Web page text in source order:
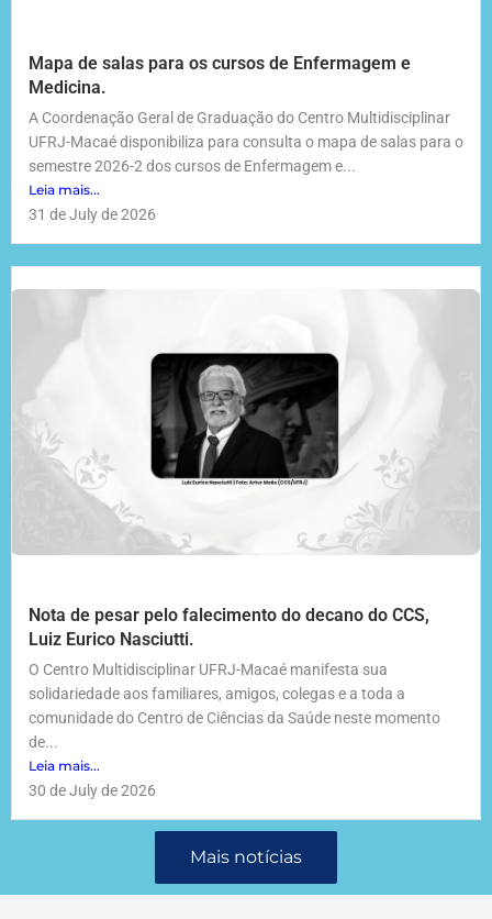
Mapa de salas para os cursos de Enfermagem e
Medicina.
A Coordenação Geral de Graduação do Centro Multidisciplinar
UFRJ-Macaé disponibiliza para consulta o mapa de salas para o
semestre 2026-2 dos cursos de Enfermagem e...
Leia mais...
31 de July de 2026
Nota de pesar pelo falecimento do decano do CCS,
Luiz Eurico Nasciutti.
O Centro Multidisciplinar UFRJ-Macaé manifesta sua
solidariedade aos familiares, amigos, colegas e a toda a
comunidade do Centro de Ciências da Saúde neste momento
de...
Leia mais...
30 de July de 2026
Mais notícias